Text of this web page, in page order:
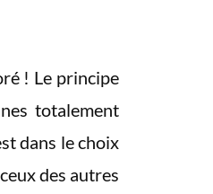
! Le principe
totalement
dans le choix
des autres